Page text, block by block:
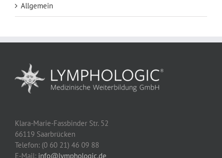
Allgemein
Klara-Marie-Fassbinder Str. 52
66119 Saarbrücken
Telefon: (0 60 21) 46 09 88
E-Mail: info@lymphologic.de